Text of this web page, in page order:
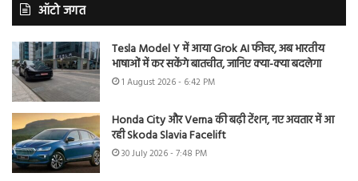
ऑटो जगत
Tesla Model Y में आया Grok AI फीचर, अब भारतीय
भाषाओं में कर सकेंगे बातचीत, जानिए क्या-क्या बदलेगा
1 August 2026 - 6:42 PM
Honda City और Verna की बढ़ी टेंशन, नए अवतार में आ
रही Skoda Slavia Facelift
30 July 2026 - 7:48 PM